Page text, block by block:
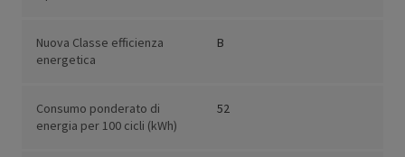
Nuova Classe efficienza
energetica
B
Consumo ponderato di
energia per 100 cicli (kWh)
52